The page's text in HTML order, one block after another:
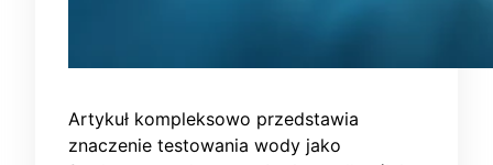
Artykuł kompleksowo przedstawia
znaczenie testowania wody jako